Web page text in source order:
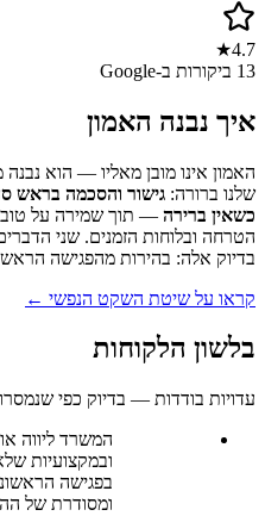
4.7★
13 ביקורות ב-Google
איך נבנה האמון
האמון אינו מובן מאליו — הוא
שלנו ברורה: גישור והסכמה בראש
כשאין ברירה — תוך שמירה על
הטרחה ובלוחות הזמנים. שני
בדיוק אלה: בהירות מהפגישה
קראו על שיטת השקט הנפשי ←
בלשון הלקוחות
עדויות בודדות — בדיוק כפי שנמסרו
המשרד ליווה
ובמקצועיות
בפגישה
ומסודרת של